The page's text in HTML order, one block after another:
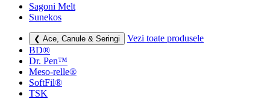
Sagoni Melt
Sunekos
❮ Ace, Canule & Seringi
Vezi toate produsele
BD®
Dr. Pen™
Meso-relle®
SoftFil®
TSK